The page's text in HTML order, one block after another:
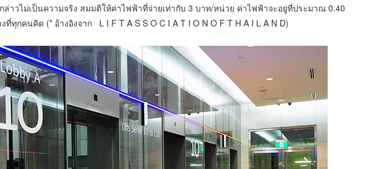
าวไม่เป็นความจริง สมมติให้ค่าไฟฟ้าที่จ่ายเท่ากับ 3 บาท/หน่วย ค่าไฟฟ้าจะอยู่ที่ประมาณ 0.40
งที่ทุกคนคิด (* อ้างอิงจาก L I F T A S S O C I A T I O N O F T H A I L A N D)